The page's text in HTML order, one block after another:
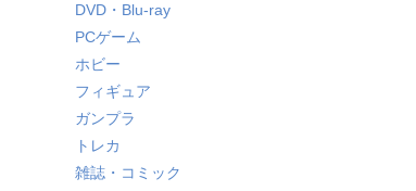
DVD・Blu-ray
PCゲーム
ホビー
フィギュア
ガンプラ
トレカ
雑誌・コミック